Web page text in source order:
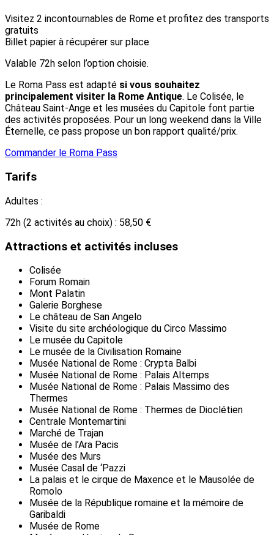
Visitez 2 incontournables de Rome et profitez des transports
gratuits
Billet papier à récupérer sur place
Valable 72h selon l’option choisie.
Le Roma Pass est adapté si vous souhaitez
principalement visiter la Rome Antique. Le Colisée, le
Château Saint-Ange et les musées du Capitole font partie
des activités proposées. Pour un long weekend dans la Ville
Éternelle, ce pass propose un bon rapport qualité/prix.
Commander le Roma Pass
Tarifs
Adultes :
72h (2 activités au choix) : 58,50 €
Attractions et activités incluses
Colisée
Forum Romain
Mont Palatin
Galerie Borghese
Le château de San Angelo
Visite du site archéologique du Circo Massimo
Le musée du Capitole
Le musée de la Civilisation Romaine
Musée National de Rome : Crypta Balbi
Musée National de Rome : Palais Altemps
Musée National de Rome : Palais Massimo des
Thermes
Musée National de Rome : Thermes de Dioclétien
Centrale Montemartini
Marché de Trajan
Musée de l’Ara Pacis
Musée des Murs
Musée Casal de ‘Pazzi
La palais et le cirque de Maxence et le Mausolée de
Romolo
Musée de la République romaine et la mémoire de
Garibaldi
Musée de Rome